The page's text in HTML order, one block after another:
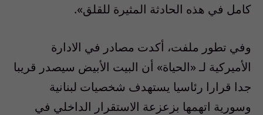
كامل في هذه الحادثة المثيرة للقلق».
وفي تطور ملفت، أكدت مصادر في الادارة
الأميركية لـ «الحياة» أن البيت الأبيض سيصدر قريبا
جدا قرارا رئاسيا يستهدف شخصيات لبنانية
وسورية اتهمها بزعزعة الاستقرار الداخلي في